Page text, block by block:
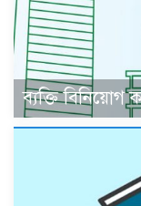
ব্যক্তি বিনিয়োগ